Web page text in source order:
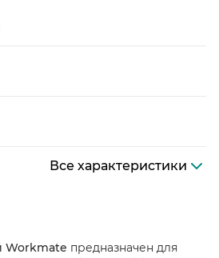
Все характеристики
Workmate предназначен для